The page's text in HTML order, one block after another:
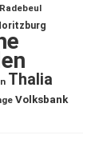
Radebeul
Thalia
Volksbank